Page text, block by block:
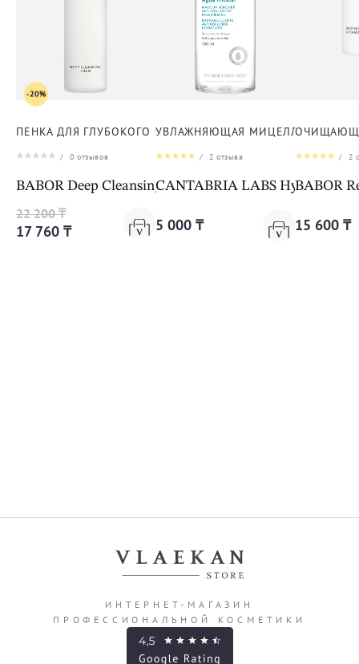
-20%
ПЕНКА ДЛЯ ГЛУБОКОГО ОЧИЩЕНИЯ КОЖИ ЛИЦА
/ 0 отзывов
BABOR Deep Cleansing Foam
22 200 ₸
17 760 ₸
УВЛАЖНЯЮЩАЯ МИЦЕЛЛЯРНАЯ
/ 2 отзыва
CANTABRIA LABS Hydractive
5 000 ₸
/ 2
BABOR
15 600 ₸
ИНТЕРНЕТ-МАГАЗИН
ПРОФЕССИОНАЛЬНОЙ КОСМЕТИКИ